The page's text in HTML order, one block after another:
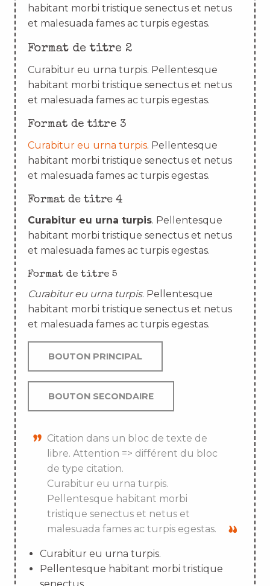
habitant morbi tristique senectus et netus
et malesuada fames ac turpis egestas.
Format de titre 2
Curabitur eu urna turpis. Pellentesque
habitant morbi tristique senectus et netus
et malesuada fames ac turpis egestas.
Format de titre 3
Curabitur eu urna turpis. Pellentesque
habitant morbi tristique senectus et netus
et malesuada fames ac turpis egestas.
Format de titre 4
Curabitur eu urna turpis. Pellentesque
habitant morbi tristique senectus et netus
et malesuada fames ac turpis egestas.
Format de titre 5
Curabitur eu urna turpis. Pellentesque
habitant morbi tristique senectus et netus
et malesuada fames ac turpis egestas.
BOUTON PRINCIPAL
BOUTON SECONDAIRE
Citation dans un bloc de texte de
libre. Attention => différent du bloc
de type citation.
Curabitur eu urna turpis.
Pellentesque habitant morbi
tristique senectus et netus et
malesuada fames ac turpis egestas.
Curabitur eu urna turpis.
Pellentesque habitant morbi tristique